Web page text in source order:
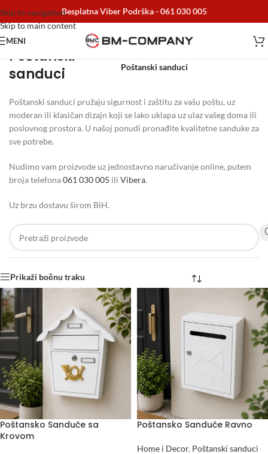
Skip to navigation
Skip to main content
Besplatna Viber Podrška -061 030 005
MENI
Poštanski
sanduci
Poštanski sanduci
Poštanski sanduci pružaju sigurnost i zaštitu za vašu poštu, uz
moderan ili klasičan dizajn koji se lako uklapa uz ulaz vašeg doma ili
poslovnog prostora. U našoj ponudi pronađite kvalitetne sanduke za
sve potrebe.
Nudimo vam proizvode uz jednostavno naručivanje online, putem
broja telefona061 030 005 ili Vibera.
Uz brzu dostavu širom BiH.
Prikaži bočnu traku
Poštansko Sanduče sa
Krovom
Poštansko Sanduče Ravno
Home i Decor, Poštanski sanduci